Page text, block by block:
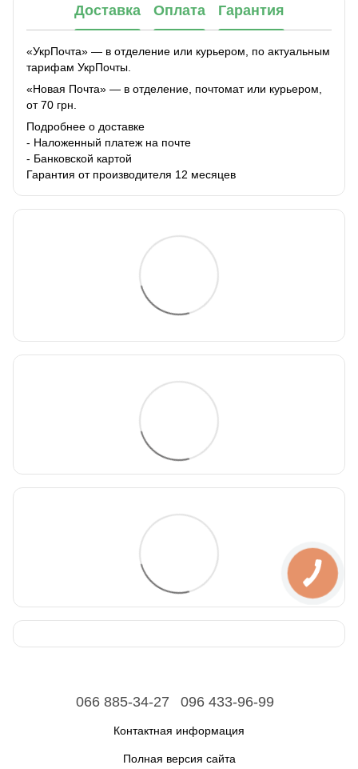
Доставка Оплата Гарантия
«УкрПочта» — в отделение или курьером, по актуальным
тарифам УкрПочты.
«Новая Почта» — в отделение, почтомат или курьером,
от 70 грн.
Подробнее о доставке
- Наложенный платеж на почте
- Банковской картой
Гарантия от производителя 12 месяцев
066 885-34-27 096 433-96-99
Контактная информация
Полная версия сайта